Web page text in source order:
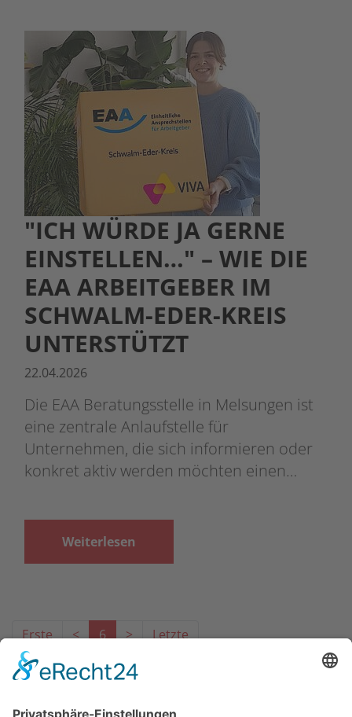
"ICH WÜRDE JA GERNE
EINSTELLEN…" – WIE DIE
EAA ARBEITGEBER IM
SCHWALM-EDER-KREIS
UNTERSTÜTZT
22.04.2026
Die EAA Beratungsstelle in Melsungen ist
eine zentrale Anlaufstelle für
Unternehmen, die sich informieren oder
konkret aktiv werden möchten einen…
Weiterlesen
Erste < 6 > Letzte